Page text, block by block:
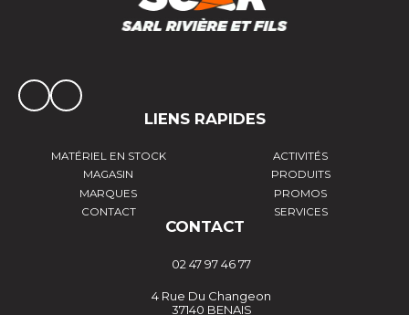
LIENS RAPIDES
MATÉRIEL EN STOCK
ACTIVITÉS
MAGASIN
PRODUITS
MARQUES
PROMOS
CONTACT
SERVICES
CONTACT
02 47 97 46 77
4 Rue Du Changeon
37140 BENAIS